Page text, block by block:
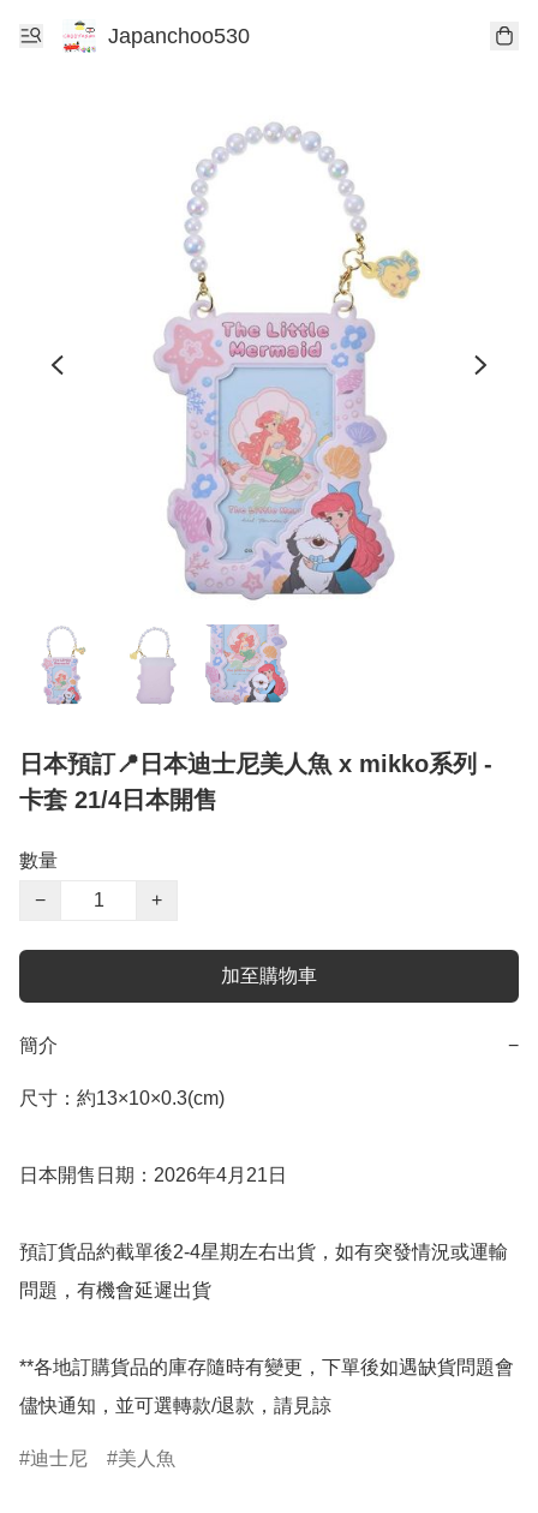
Japanchoo530
日本預訂📍日本迪士尼美人魚 x mikko系列 -
卡套 21/4日本開售
數量
−
+
加至購物車
簡介 −
尺寸：約13×10×0.3(cm)
日本開售日期：2026年4月21日
預訂貨品約截單後2-4星期左右出貨，如有突發情況或運輸
問題，有機會延遲出貨
**各地訂購貨品的庫存隨時有變更，下單後如遇缺貨問題會
儘快通知，並可選轉款/退款，請見諒
迪士尼 美人魚